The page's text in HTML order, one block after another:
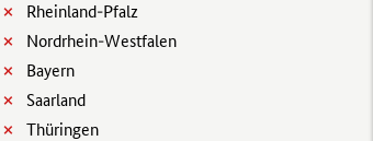
Rheinland-Pfalz
Nordrhein-Westfalen
Bayern
Saarland
Thüringen